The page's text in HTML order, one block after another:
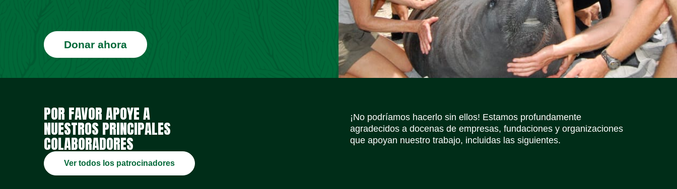
Donar ahora
POR FAVOR APOYE A
NUESTROS PRINCIPALES
COLABORADORES
¡No podríamos hacerlo sin ellos! Estamos profundamente
agradecidos a docenas de empresas, fundaciones y organizaciones
que apoyan nuestro trabajo, incluidas las siguientes.
Ver todos los patrocinadores
Iconos de redes socialesIconos de redes socialesIconos de redes socialesIconos de redes socialesIconos de redes socialesIconos de redes sociales